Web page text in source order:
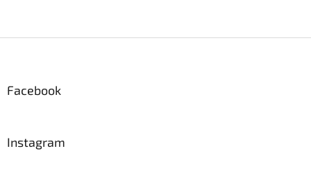
Facebook
Instagram